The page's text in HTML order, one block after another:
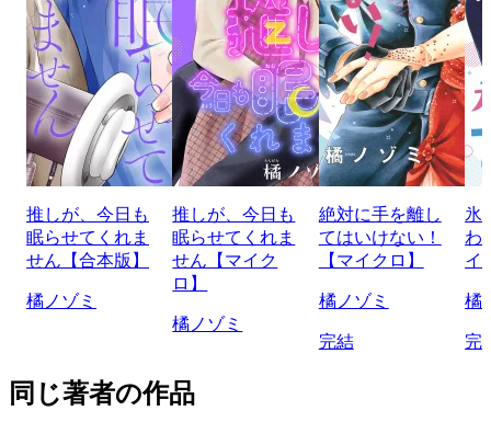
推しが、今日も
眠らせてくれま
せん【合本版】
橘ノゾミ
推しが、今日も
眠らせてくれま
せん【マイク
ロ】
橘ノゾミ
絶対に手を離し
てはいけない！
【マイクロ】
橘ノゾミ
完結
氷
わ
イ
橘
完
同じ著者の作品